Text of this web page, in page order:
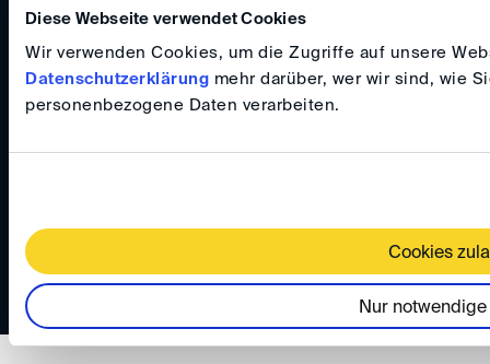
Diese Webseite verwendet Cookies
Wir verwenden Cookies, um die Zugriffe auf unsere
Datenschutzerklärung mehr darüber, wer wir sind, wie
personenbezogene Daten verarbeiten.
Cookies
Nur
ALLGEMEINE GESCHÄFTSBEDINGUNGEN
DATENSCHUTZ